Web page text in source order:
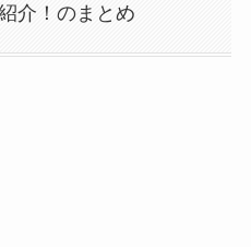
介！のまとめ